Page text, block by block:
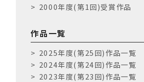
2000年度(第1回)受賞作品
作品一覧
2025年度(第25回)作品一覧
2024年度(第24回)作品一覧
2023年度(第23回)作品一覧